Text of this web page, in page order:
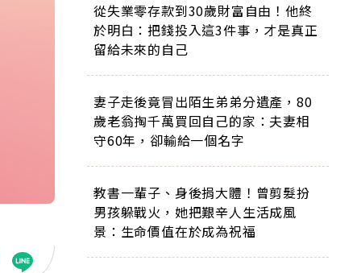
從失業零存款到30歲財富自由！他終
於明白：把錢投入這3件事，才是真正
留給未來的自己
妻子走後竟冒出陌生弟弟分遺產，80
歲老翁掏千萬買回自己的家：夫妻相
守60年，卻輸給一個名字
教書一輩子、身後捐大體！曾剪髮扮
男孩躲戰火，她把艱辛人生活成風
景：生命價值在於成為祝福